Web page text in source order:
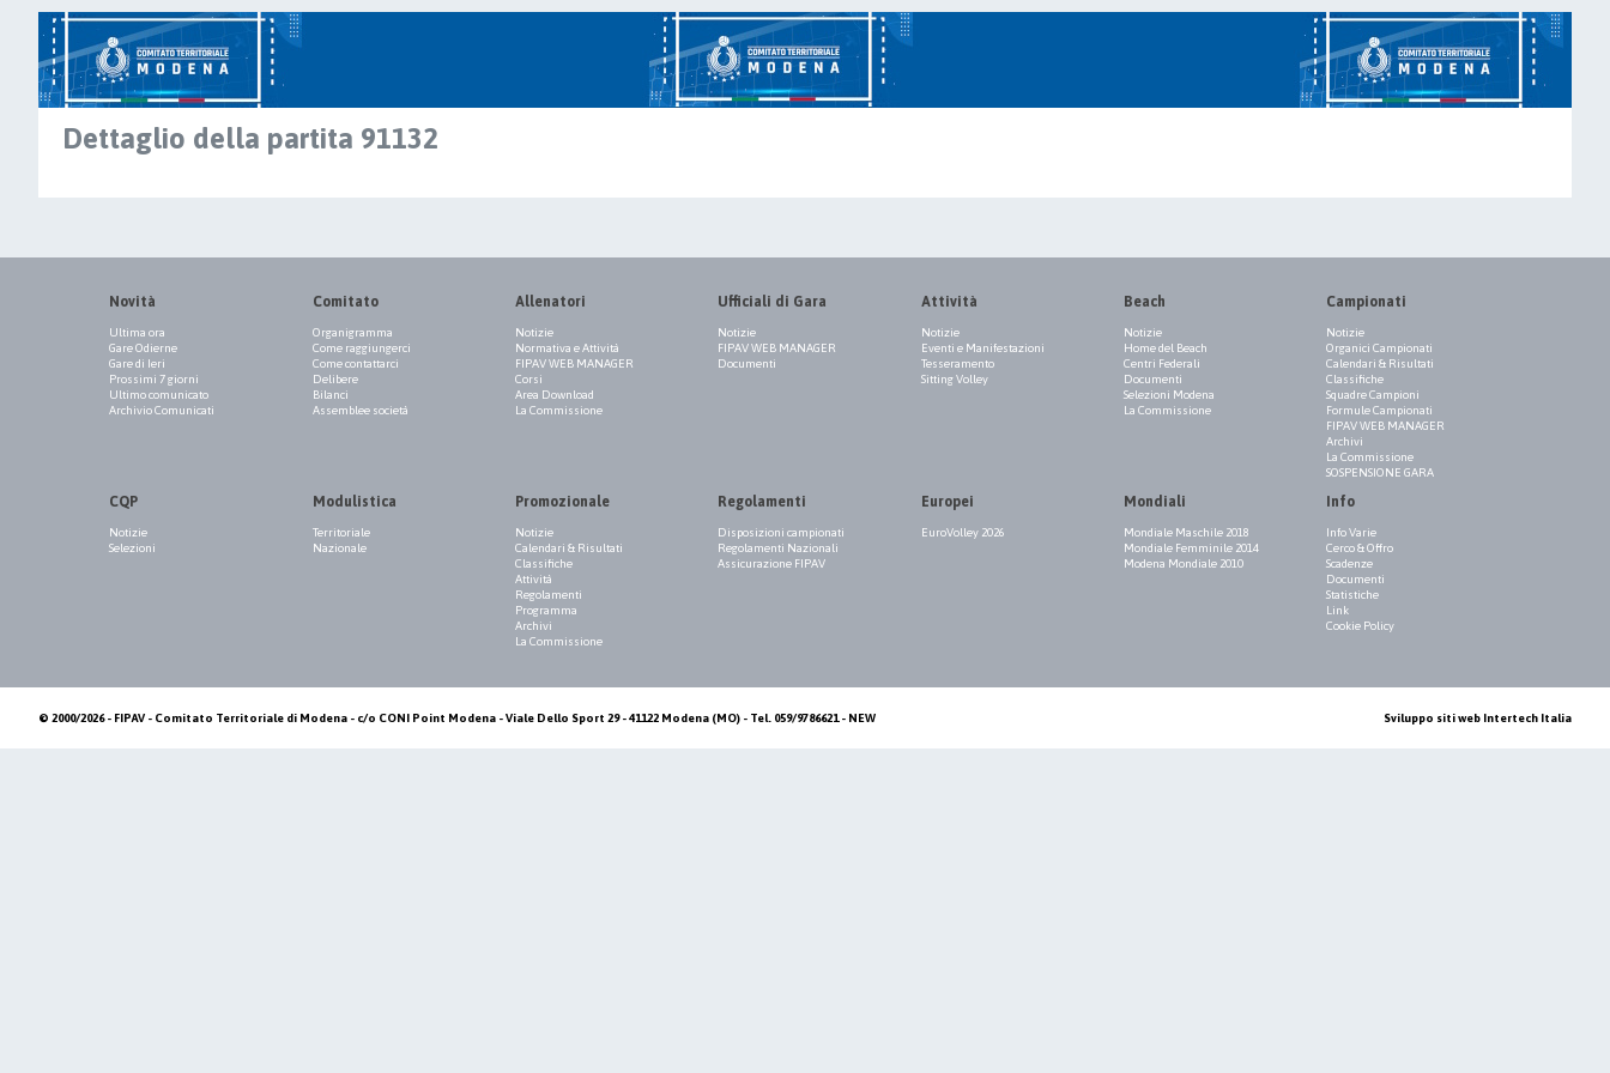
Dettaglio della partita 91132
Novità
Ultima ora
Gare Odierne
Gare di Ieri
Prossimi 7 giorni
Ultimo comunicato
Archivio Comunicati
Comitato
Organigramma
Come raggiungerci
Come contattarci
Delibere
Bilanci
Assemblee società
Allenatori
Notizie
Normativa e Attività
FIPAV WEB MANAGER
Corsi
Area Download
La Commissione
Ufficiali di Gara
Notizie
FIPAV WEB MANAGER
Documenti
Attività
Notizie
Eventi e Manifestazioni
Tesseramento
Sitting Volley
Beach
Notizie
Home del Beach
Centri Federali
Documenti
Selezioni Modena
La Commissione
Campionati
Notizie
Organici Campionati
Calendari & Risultati
Classifiche
Squadre Campioni
Formule Campionati
FIPAV WEB MANAGER
Archivi
La Commissione
SOSPENSIONE GARA
CQP
Notizie
Selezioni
Modulistica
Territoriale
Nazionale
Promozionale
Notizie
Calendari & Risultati
Classifiche
Attività
Regolamenti
Programma
Archivi
La Commissione
Regolamenti
Disposizioni campionati
Regolamenti Nazionali
Assicurazione FIPAV
Europei
EuroVolley 2026
Mondiali
Mondiale Maschile 2018
Mondiale Femminile 2014
Modena Mondiale 2010
Info
Info Varie
Cerco & Offro
Scadenze
Documenti
Statistiche
Link
Cookie Policy
© 2000/2026 - FIPAV - Comitato Territoriale di Modena - c/o CONI Point Modena - Viale Dello Sport 29 - 41122 Modena (MO) - Tel. 059/9786621 - NEW Sviluppo siti web Intertech Italia